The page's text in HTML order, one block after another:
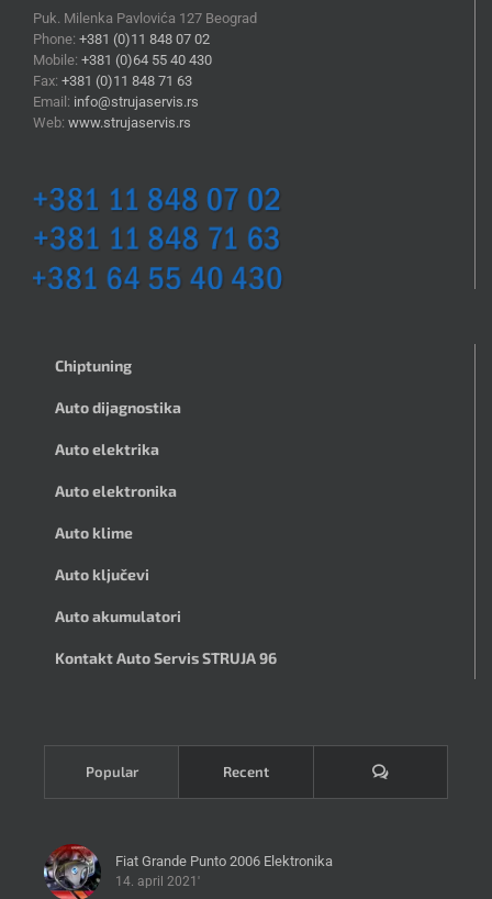
Puk. Milenka Pavlovića 127 Beograd
Phone: +381 (0)11 848 07 02
Mobile: +381 (0)64 55 40 430
Fax: +381 (0)11 848 71 63
Email: info@strujaservis.rs
Web: www.strujaservis.rs
Chiptuning
Auto dijagnostika
Auto elektrika
Auto elektronika
Auto klime
Auto ključevi
Auto akumulatori
Kontakt Auto Servis STRUJA 96
Popular Recent Komentari
Fiat Grande Punto 2006 Elektronika
14. april 2021'